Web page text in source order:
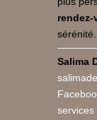
sérénité.
Salima
services